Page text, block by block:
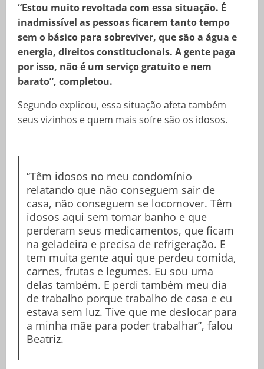
“Estou muito revoltada com essa situação. É
inadmissível as pessoas ficarem tanto tempo
sem o básico para sobreviver, que são a água e
energia, direitos constitucionais. A gente paga
por isso, não é um serviço gratuito e nem
barato”, completou.
Segundo explicou, essa situação afeta também
seus vizinhos e quem mais sofre são os idosos.
“Têm idosos no meu condomínio
relatando que não conseguem sair de
casa, não conseguem se locomover. Têm
idosos aqui sem tomar banho e que
perderam seus medicamentos, que ficam
na geladeira e precisa de refrigeração. E
tem muita gente aqui que perdeu comida,
carnes, frutas e legumes. Eu sou uma
delas também. E perdi também meu dia
de trabalho porque trabalho de casa e eu
estava sem luz. Tive que me deslocar para
a minha mãe para poder trabalhar”, falou
Beatriz.